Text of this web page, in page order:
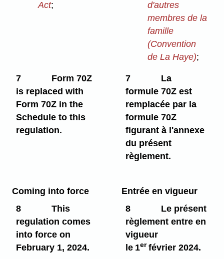
Act;
d'autres
membres de la
famille
(Convention
de La Haye);
7
Form 70Z
is replaced with
Form 70Z in the
Schedule to this
regulation.
7
La
formule 70Z est
remplacée par la
formule 70Z
figurant à l'annexe
du présent
règlement.
Coming into force
8
This
regulation comes
into force on
February 1, 2024.
Entrée en vigueur
8
Le présent
règlement entre en
vigueur
le 1erfévrier 2024.